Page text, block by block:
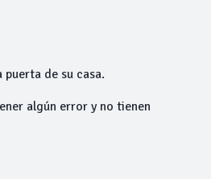
de su casa.
algún error y no tienen